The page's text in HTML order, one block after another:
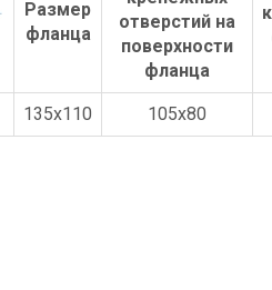
135x110 105x80